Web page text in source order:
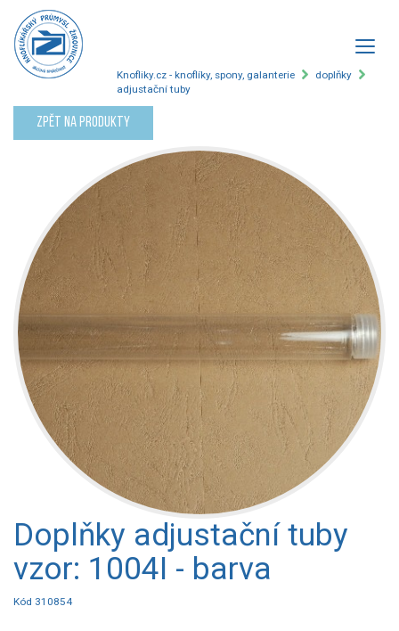
Knofliky.cz - knoflíky, spony, galanterie
doplňky
adjustační tuby
Zpět na produkty
Doplňky adjustační tuby
vzor: 1004I - barva
Kód 310854